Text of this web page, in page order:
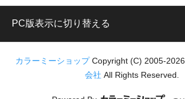
PC版表示に切り替える
カラーミーショップ Copyright (C) 2005-2026
会社 All Rights Reserved.